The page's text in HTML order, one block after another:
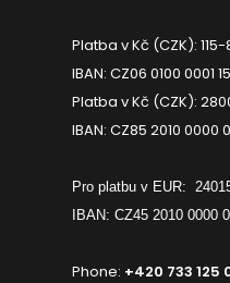
Platba v Kč (CZK):
IBAN: CZ06 0100 0001
Platba v Kč (CZK):
IBAN: CZ85 2010 0000
Pro platbu v EUR:
IBAN: CZ45 2010 0000
Phone: +420 733 125